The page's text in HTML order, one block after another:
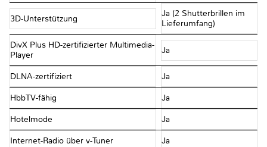
3D-Unterstützung
Ja (2 Shutterbrillen im
Lieferumfang)
DivX Plus HD-zertifizierter Multimedia-
Player
Ja
DLNA-zertifiziert Ja
HbbTV-fähig Ja
Hotelmode Ja
Internet-Radio über v-Tuner Ja